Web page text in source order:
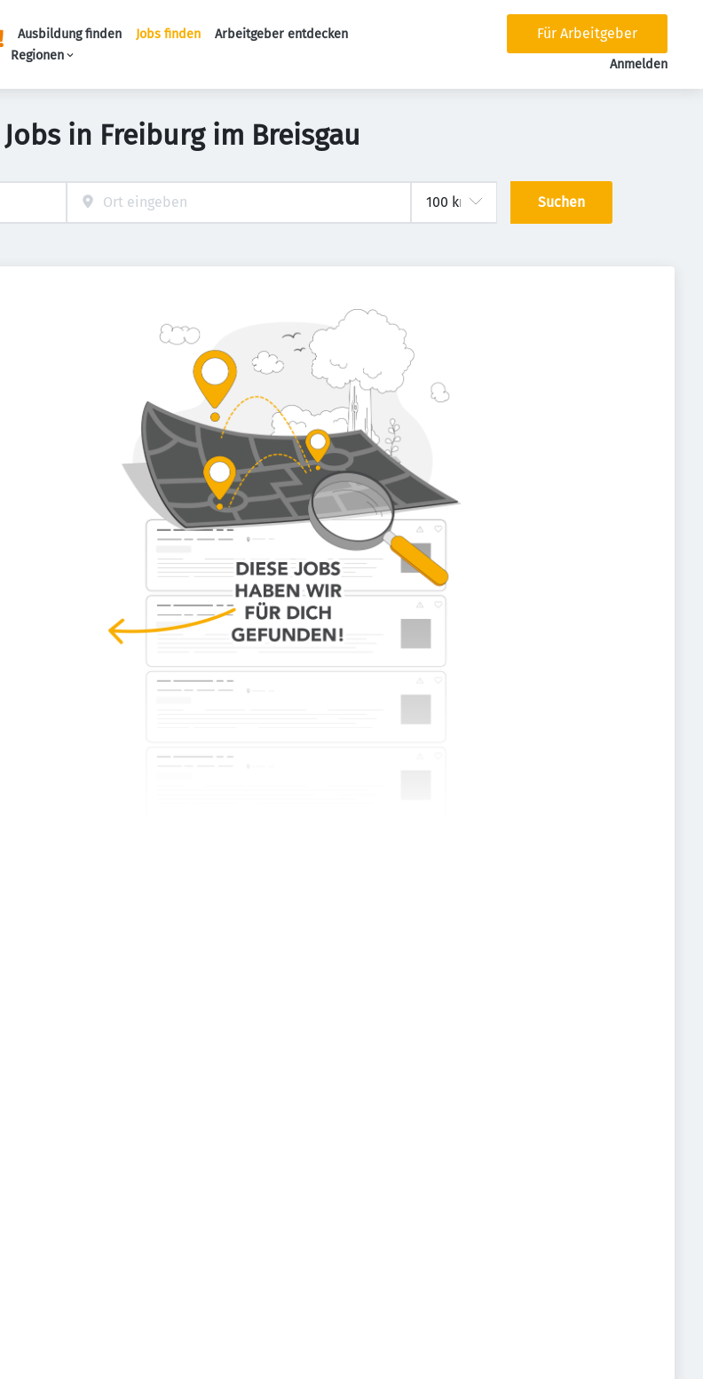
Ausbildung finden Jobs finden
Arbeitgeber entdecken
Regionen
Für Arbeitgeber
Anmelden
in Freiburg im Breisgau
Suchen